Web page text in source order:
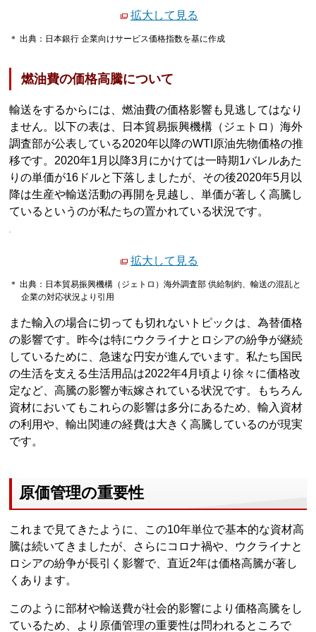
拡大して見る
＊ 出典：日本銀行 企業向けサービス価格指数を基に作成
燃油費の価格高騰について
輸送をするからには、燃油費の価格影響も見逃してはなり
ません。以下の表は、日本貿易振興機構（ジェトロ）海外
調査部が公表している2020年以降のWTI原油先物価格の推
移です。2020年1月以降3月にかけては一時期1バレルあた
りの単価が16ドルと下落しましたが、その後2020年5月以
降は生産や輸送活動の再開を見越し、単価が著しく高騰し
ているというのが私たちの置かれている状況です。
拡大して見る
＊ 出典：日本貿易振興機構（ジェトロ）海外調査部 供給制約、輸送の混乱と
企業の対応状況より引用
また輸入の場合に切っても切れないトピックは、為替価格
の影響です。昨今は特にウクライナとロシアの紛争が継続
しているために、急速な円安が進んでいます。私たち国民
の生活を支える生活用品は2022年4月頃より徐々に価格改
定など、高騰の影響が転嫁されている状況です。もちろん
資材においてもこれらの影響は多分にあるため、輸入資材
の利用や、輸出関連の経費は大きく高騰しているのが現実
です。
原価管理の重要性
これまで見てきたように、この10年単位で基本的な資材高
騰は続いてきましたが、さらにコロナ禍や、ウクライナと
ロシアの紛争が長引く影響で、直近2年は価格高騰が著し
くあります。
このように部材や輸送費が社会的影響により価格高騰をし
ているため、より原価管理の重要性は問われるところで